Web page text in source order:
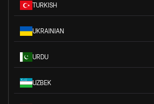
TURKISH
UKRAINIAN
URDU
UZBEK